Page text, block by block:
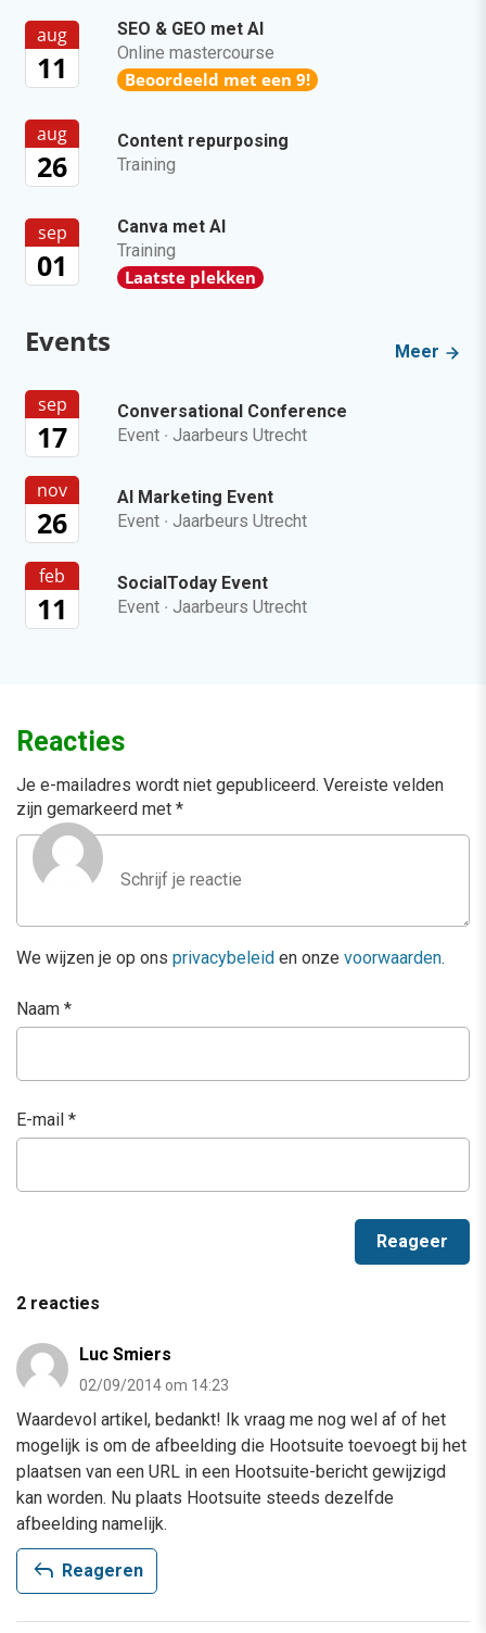
aug
11
SEO & GEO met AI
Online mastercourse
Beoordeeld met een 9!
aug
26
Content repurposing
Training
sep
01
Canva met AI
Training
Laatste plekken
Events Meer
sep
17
Conversational Conference
Event · Jaarbeurs Utrecht
nov
26
AI Marketing Event
Event · Jaarbeurs Utrecht
feb
11
SocialToday Event
Event · Jaarbeurs Utrecht
Reacties
Je e-mailadres wordt niet gepubliceerd. Vereiste velden
zijn gemarkeerd met *
We wijzen je op ons privacybeleid en onze voorwaarden.
Naam *
E-mail *
2 reacties
Luc Smiers
02/09/2014 om 14:23
Waardevol artikel, bedankt! Ik vraag me nog wel af of het
mogelijk is om de afbeelding die Hootsuite toevoegt bij het
plaatsen van een URL in een Hootsuite-bericht gewijzigd
kan worden. Nu plaats Hootsuite steeds dezelfde
afbeelding namelijk.
reply Reageren